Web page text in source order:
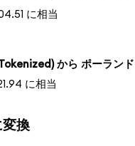
に相当
から ポーランド
に相当
変換